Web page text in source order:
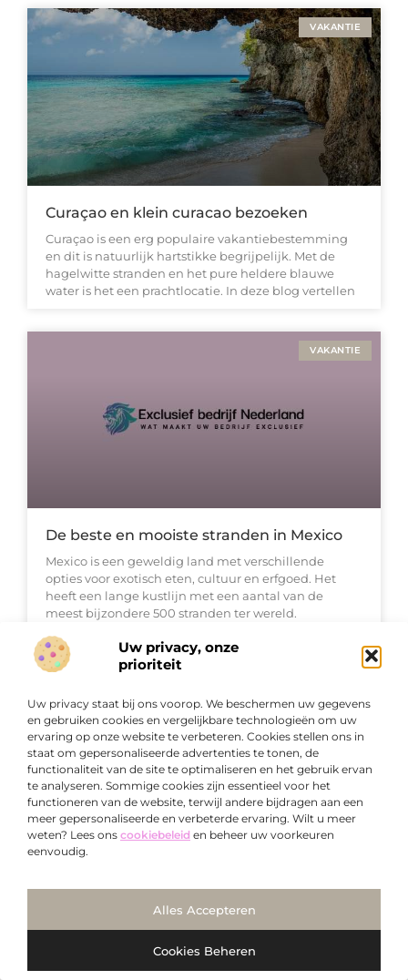
Uw privacy, onze
prioriteit
Uw privacy staat bij ons voorop. We beschermen uw gegevens
en gebruiken cookies en vergelijkbare technologieën om uw
ervaring op onze website te verbeteren. Cookies stellen ons in
staat om gepersonaliseerde advertenties te tonen, de
functionaliteit van de site te optimaliseren en het gebruik ervan
te analyseren. Sommige cookies zijn essentieel voor het
functioneren van de website, terwijl andere bijdragen aan een
meer gepersonaliseerde en verbeterde ervaring. Wilt u meer
weten? Lees ons cookiebeleid en beheer uw voorkeuren
eenvoudig.
Alles Accepteren
Cookies Beheren
VAKANTIE
Curaçao en klein curacao bezoeken
Curaçao is een erg populaire vakantiebestemming
en dit is natuurlijk hartstikke begrijpelijk. Met de
hagelwitte stranden en het pure heldere blauwe
water is het een prachtlocatie. In deze blog vertellen
VAKANTIE
De beste en mooiste stranden in Mexico
Mexico is een geweldig land met verschillende
opties voor exotisch eten, cultuur en erfgoed. Het
heeft een lange kustlijn met een aantal van de
meest bijzondere 500 stranden ter wereld.
Boek een rondreis door Italië of Spanje bij
vakantiebestemming gaat zijn en lijkt het u leuk om
van Vámonos Travels. Hier vindt